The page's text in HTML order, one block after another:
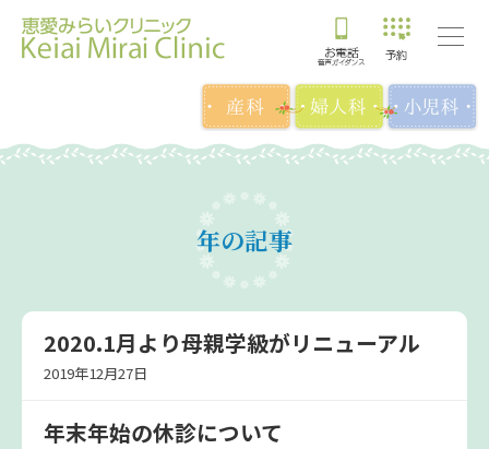
年の記事
2020.1月より母親学級がリニューアル
2019年12月27日
年末年始の休診について